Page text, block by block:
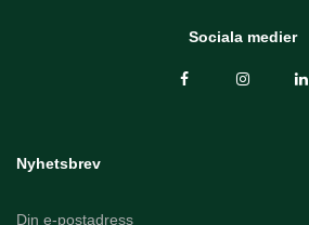
Sociala medier
Nyhetsbrev